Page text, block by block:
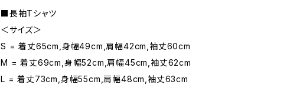
■長袖Tシャツ
＜サイズ＞
S = 着丈65cm,身幅49cm,肩幅42cm,袖丈60cm
M = 着丈69cm,身幅52cm,肩幅45cm,袖丈62cm
L = 着丈73cm,身幅55cm,肩幅48cm,袖丈63cm